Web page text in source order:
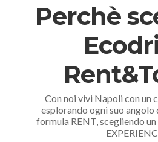
Perchè
Con noi vivi Napoli con un
esplorando ogni suo angolo
formula RENT, scegliendo